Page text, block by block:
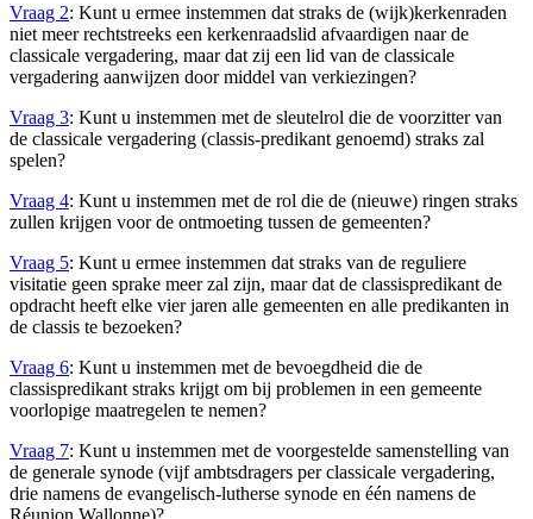
Vraag 2: Kunt u ermee instemmen dat straks de (wijk)kerkenraden
niet meer rechtstreeks een kerkenraadslid afvaardigen naar de
classicale vergadering, maar dat zij een lid van de classicale
vergadering aanwijzen door middel van verkiezingen?
Vraag 3: Kunt u instemmen met de sleutelrol die de voorzitter van
de classicale vergadering (classis-predikant genoemd) straks zal
spelen?
Vraag 4: Kunt u instemmen met de rol die de (nieuwe) ringen straks
zullen krijgen voor de ontmoeting tussen de gemeenten?
Vraag 5: Kunt u ermee instemmen dat straks van de reguliere
visitatie geen sprake meer zal zijn, maar dat de classispredikant de
opdracht heeft elke vier jaren alle gemeenten en alle predikanten in
de classis te bezoeken?
Vraag 6: Kunt u instemmen met de bevoegdheid die de
classispredikant straks krijgt om bij problemen in een gemeente
voorlopige maatregelen te nemen?
Vraag 7: Kunt u instemmen met de voorgestelde samenstelling van
de generale synode (vijf ambtsdragers per classicale vergadering,
drie namens de evangelisch-lutherse synode en één namens de
Réunion Wallonne)?